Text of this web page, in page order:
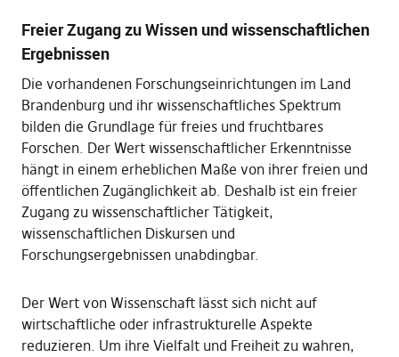
Freier Zugang zu Wissen und wissenschaftlichen
Ergebnissen
Die vorhandenen Forschungseinrichtungen im Land
Brandenburg und ihr wissenschaftliches Spektrum
bilden die Grundlage für freies und fruchtbares
Forschen. Der Wert wissenschaftlicher Erkenntnisse
hängt in einem erheblichen Maße von ihrer freien und
öffentlichen Zugänglichkeit ab. Deshalb ist ein freier
Zugang zu wissenschaftlicher Tätigkeit,
wissenschaftlichen Diskursen und
Forschungsergebnissen unabdingbar.
Der Wert von Wissenschaft lässt sich nicht auf
wirtschaftliche oder infrastrukturelle Aspekte
reduzieren. Um ihre Vielfalt und Freiheit zu wahren,